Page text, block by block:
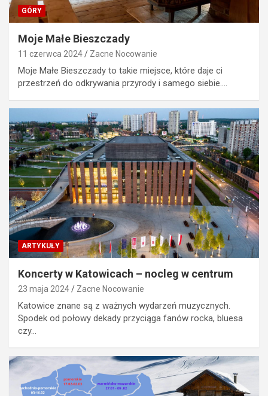
GÓRY
Moje Małe Bieszczady
11 czerwca 2024 Zacne Nocowanie
Moje Małe Bieszczady to takie miejsce, które daje ci
przestrzeń do odkrywania przyrody i samego siebie.…
ARTYKUŁY
Koncerty w Katowicach – nocleg w centrum
23 maja 2024 Zacne Nocowanie
Katowice znane są z ważnych wydarzeń muzycznych.
Spodek od połowy dekady przyciąga fanów rocka, bluesa
czy…